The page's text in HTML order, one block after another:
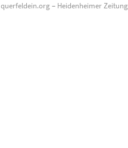
querfeldein.org– Heidenheimer